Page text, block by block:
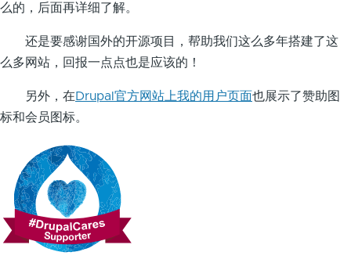
么的，后面再详细了解。
还是要感谢国外的开源项目，帮助我们这么多年搭建了这
么多网站，回报一点点也是应该的！
另外，在Drupal官方网站上我的用户页面也展示了赞助图
标和会员图标。